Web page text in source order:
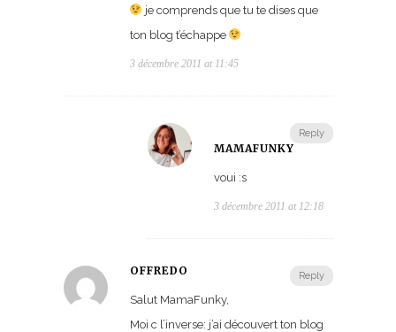
je comprends que tu te dises que
ton blog t’échappe
3 décembre 2011 at 11:45
Reply
MAMAFUNKY
voui :s
3 décembre 2011 at 12:18
Reply
OFFREDO
Salut MamaFunky,
Moi c l’inverse: j’ai découvert ton blog